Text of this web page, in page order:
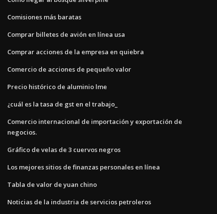
Comisiones más baratas
Comprar billetes de avión en línea usa
Comprar acciones de la empresa en quiebra
Comercio de acciones de pequeño valor
Precio histórico de aluminio lme
¿cuál es la tasa de gst en el trabajo_
Comercio internacional de importación y exportación de
negocios.
Gráfico de velas de 3 cuervos negros
Los mejores sitios de finanzas personales en línea
Tabla de valor de yuan chino
Noticias de la industria de servicios petroleros